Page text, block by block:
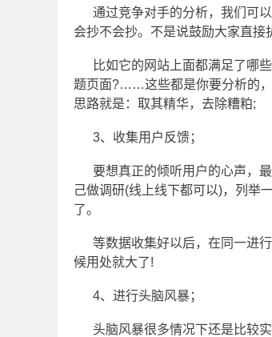
通过竞争对手的分析，我们可
会抄不会抄。不是说鼓励大家直
比如它的网站上面都满足了哪
题页面?……这些都是你要分析的，
思路就是：取其精华，去除糟粕;
3、收集用户反馈；
要想真正的倾听用户的心声，
己做调研(线上线下都可以)，列举
了。
等数据收集好以后，在同一进
候用处就大了!
4、进行头脑风暴；
头脑风暴很多情况下还是比较